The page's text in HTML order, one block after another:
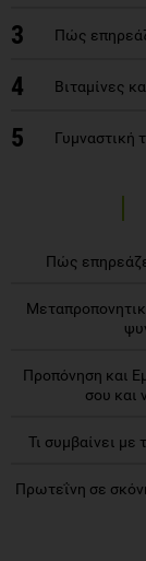
3 Πώς
4 Βιταμίνες
5 Γυμναστική
Πώς
Προπόνηση και
σου και
Τι συμβαίνει
Πρωτεΐνη σε